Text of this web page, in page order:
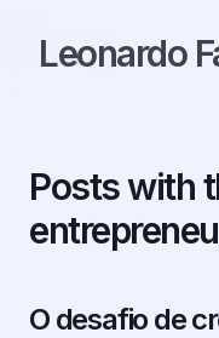
Leonardo
Posts with
O desafio de